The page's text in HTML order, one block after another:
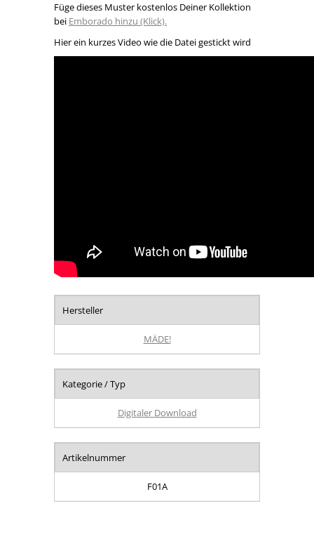
Füge dieses Muster kostenlos Deiner Kollektion
bei Emborado hinzu (Klick).
Hier ein kurzes Video wie die Datei gestickt wird
Hersteller
MÄDE!
Kategorie / Typ
Digitaler Download
Artikelnummer
F01A